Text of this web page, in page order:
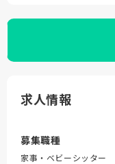
求人情報
募集職種
家事・ベビーシッター